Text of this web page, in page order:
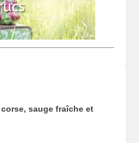
sauge fraîche et